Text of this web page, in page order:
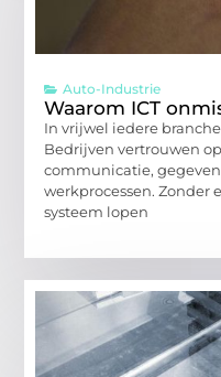
Auto-Industrie
Waarom ICT
In vrijwel iedere
Bedrijven vertrouwen
communicatie,
werkprocessen. Zonder
systeem lopen